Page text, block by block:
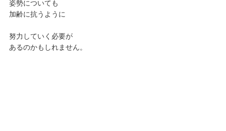
姿勢についても
加齢に抗うように
努力していく必要が
あるのかもしれません。